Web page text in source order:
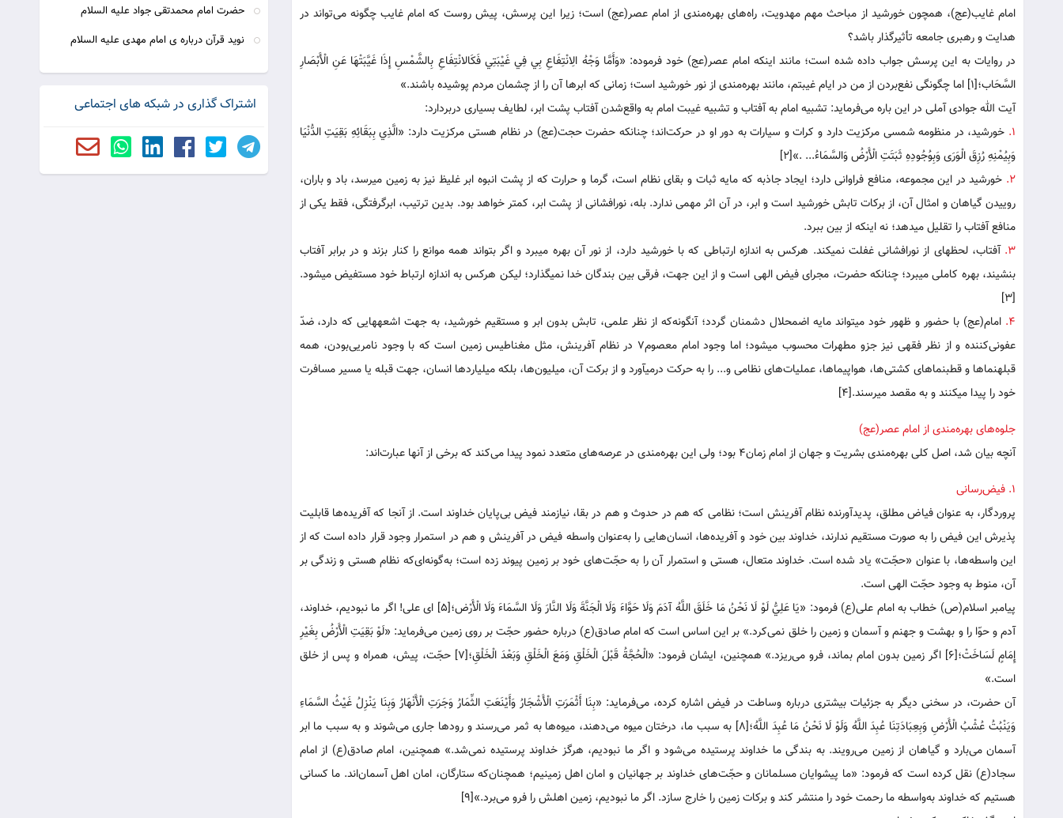
امام غایب(عج)، همچون خورشید از مباحث مهم مهدویت، راه‌های بهره‌مندی از امام عصر(عج) است؛ زیرا این پرسش، پیش روست که امام غایب چگونه می‌تواند در
هدایت و رهبری جامعه تأثیرگذار باشد؟
در روایات به این پرسش جواب داده شده است؛ مانند اینکه امام عصر(عج) خود فرموده: «وَأَمَّا وَجْهُ الِانْتِفَاعِ بِي فِي غَيْبَتِي فَكَالانْتِفَاعِ بِالشَّمْسِ إِذَا غَيَّبَتْهَا عَنِ‏ الْأَبْصَارِ
السَّحَاب‏؛[۱] اما چگونگی نفع‌بردن از من در ایام غیبتم، مانند بهره‌مندی از نور خورشید است؛ زمانی که ابرها آن را از چشمان مردم پوشیده باشند.»
آیت‏ الله جوادی آملی در این باره می‌فرماید: تشبیه امام به آفتاب و تشبیه غیبت امام به واقع‌شدن آفتاب پشت ابر، لطایف بسیاری دربردارد:
۱. خورشید، در منظومه شمسی مرکزیت دارد و کرات و سیارات به دور او در حرکت‌اند؛ چنان‏که حضرت حجت(عج) در نظام هستی مرکزیت دارد: «الَّذِي بِبَقَائِهِ‏ بَقِيَتِ‏ الدُّنْيَا
وَبِيُمْنِهِ رُزِقَ الْوَرَى وَبِوُجُودِهِ ثَبَتَتِ الْأَرْضُ وَالسَّمَاءُ... .»‏[۲]
۲. خورشید در این مجموعه، منافع فراوانی دارد؛ ایجاد جاذبه که مایه ثبات و بقای نظام است، گرما و حرارت که از پشت انبوه ابر غلیظ نیز به زمین می‏رسد، باد و باران،
روییدن گیاهان و امثال آن، از برکات تابش خورشید است و ابر، در آن اثر مهمی ندارد. بله، نورافشانی از پشت ابر، کمتر خواهد بود. بدین ترتیب، ابرگرفتگی، فقط یکی از
منافع آفتاب را تقلیل می‏دهد؛ نه اینکه از بین ببرد.
۳. آفتاب، لحظه‏ای از نورافشانی غفلت نمی‏کند. هرکس به اندازه ارتباطی که با خورشید دارد، از نور آن بهره می‏برد و اگر بتواند همه موانع را کنار بزند و در برابر آفتاب
بنشیند، بهره کاملی می‏برد؛ چنان‏که حضرت، مجرای فیض الهی است و از این جهت، فرقی بین بندگان خدا نمی‏گذارد؛ لیکن هرکس به اندازه ارتباط خود مستفیض می‏شود.
[۳]
۴. امام(عج) با حضور و ظهور خود می‏تواند مایه اضمحلال دشمنان گردد؛ آن‏گونه‌که از نظر علمی، تابش بدون ابر و مستقیم خورشید، به جهت اشعه‏هایی که دارد، ضدّ
عفونی‌کننده و از نظر فقهی نیز جزو مطهرات محسوب می‏شود‌؛ اما وجود امام معصوم۷ در نظام آفرینش، مثل مغناطیس زمین است که با وجود نامریی‌بودن، همه
قبله‏نماها و قطب‏نماهای کشتی‌ها، هواپیماها، عملیات‌های نظامی و... را به حرکت درمی‏آورد و از برکت آن، میلیون‌ها، بلکه میلیاردها انسان، جهت قبله یا مسیر مسافرت
خود را پیدا می‏کنند و به مقصد می‏رسند.[۴]
جلوه‌های بهره‌مندی از امام عصر(عج)
آنچه بیان شد، اصل کلی بهره‌مندی بشریت و جهان از امام زمان۴ بود؛ ولی این بهره‌مندی در عرصه‌های متعدد نمود پیدا می‌کند که برخی از آنها عبارت‌اند:
۱. فیض‌رسانی
پروردگار، به عنوان فیاض مطلق، پدید‌آورنده نظام آفرینش است؛ نظامی که هم در حدوث و هم در بقا، نیازمند فیض بی‌پایان خداوند است. از آنجا که آفریده‌ها قابلیت
پذیرش این فیض را به صورت مستقیم ندارند، خداوند بین خود و آفریده‌ها، انسان‌هایی را به‌عنوان واسطه فیض در آفرینش و هم در استمرار وجود قرار داده است که از
این واسطه‌ها، با عنوان «حجّت» یاد شده است. خداوند متعال، هستی و استمرار آن را به حجّت‌های خود بر زمین پیوند زده است؛ به‌گونه‌ای‌که نظام هستی و زندگی بر
آن‌، منوط به وجود حجّت الهی است.
پیامبر اسلام(ص) خطاب به امام علی(ع) فرمود: «يَا عَلِيُّ لَوْ لَا نَحْنُ‏ مَا خَلَقَ‏ اللَّهُ‏ آدَمَ‏ وَلَا حَوَّاءَ وَلَا الْجَنَّةَ وَلَا النَّارَ وَلَا السَّمَاءَ وَلَا الْأَرْض‏؛[۵] ای علی! اگر ما نبودیم، خداوند،
آدم و حوّا را و بهشت و جهنم و آسمان و زمین را خلق نمی‌کرد.» بر این اساس است که امام صادق‌(ع) درباره حضور حجّت بر روی زمین می‌فرماید: «لَوْ بَقِيَتِ الْأَرْضُ بِغَيْرِ
إِمَامٍ لَسَاخَتْ؛[۶] اگر زمین بدون امام بماند، فرو می‌ریزد.» همچنین، ایشان فرمود: «الْحُجَّةُ قَبْلَ‏ الْخَلْقِ‏ وَمَعَ‏ الْخَلْقِ‏ وَبَعْدَ الْخَلْقِ؛[۷] حجّت، پیش، همراه و پس از خلق
است.»
آن حضرت، در سخنی دیگر به جزئیات بیشتری درباره وساطت در فیض اشاره کرده، می‌فرماید: «بِنَا أَثْمَرَتِ الْأَشْجَارُ وَأَيْنَعَتِ‏ الثِّمَارُ وَجَرَتِ‏ الْأَنْهَارُ وَبِنَا يَنْزِلُ‏ غَيْثُ‏ السَّمَاءِ
وَيَنْبُتُ عُشْبُ الْأَرْضِ وَبِعِبَادَتِنَا عُبِدَ اللَّهُ وَلَوْ لَا نَحْنُ مَا عُبِدَ اللَّهُ؛[۸] به سبب ما، درختان میوه می‌دهند، میوه‌ها به ثمر می‌رسند و رودها جاری می‌شوند و به سبب ما ابر
آسمان می‌بارد و گیاهان از زمین می‌رویند. به بندگی ما خداوند پرستیده می‌شود و اگر ما نبودیم، هرگز خداوند پرستیده نمی‌شد.» همچنین، امام صادق(ع) از امام
سجاد(ع) نقل کرده است که فرمود: «ما پیشوایان مسلمانان و حجّت‌های خداوند بر جهانیان و امان اهل زمینیم؛ همچنان‌که ستارگان، امان اهل آسمان‌اند. ما کسانی
هستیم که خداوند به‌واسطه ما رحمت خود را منتشر کند و برکات زمین را خارج سازد. اگر ما نبودیم‌، زمین اهلش را فرو می‌برد.»[۹]
حضرت امام محمدتقی جواد علیه السلام
نوید قرآن درباره ی امام مهدی علیه السلام
اشتراک گذاری در شبکه های اجتماعی